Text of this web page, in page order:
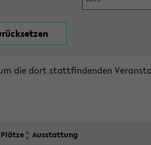
die dort stattfindenden
Plätze Ausstattung